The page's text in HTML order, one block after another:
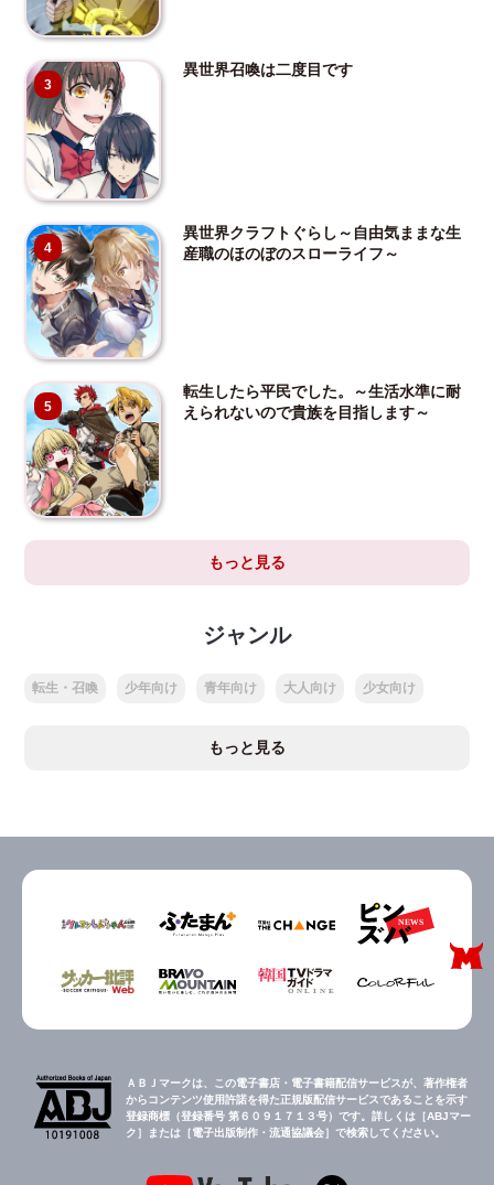
3
異世界召喚は二度目です
4
異世界クラフトぐらし～自由気ままな生
産職のほのぼのスローライフ～
5
転生したら平民でした。～生活水準に耐
えられないので貴族を目指します～
もっと見る
ジャンル
転生・召喚 少年向け 青年向け 大人向け 少女向け
もっと見る
ＡＢＪマークは、この電子書店・電子書籍配信サービスが、著作権者
からコンテンツ使用許諾を得た正規版配信サービスであることを示す
登録商標（登録番号 第６０９１７１３号）です。詳しくは［ABJマー
ク］または［電子出版制作・流通協議会］で検索してください。